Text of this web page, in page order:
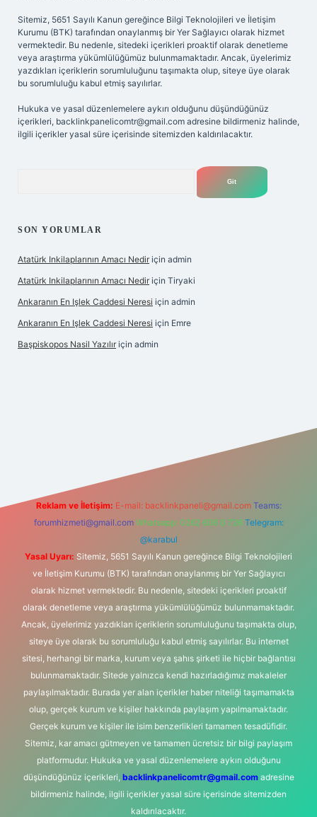
Sitemiz, 5651 Sayılı Kanun gereğince Bilgi Teknolojileri ve İletişim
Kurumu (BTK) tarafından onaylanmış bir Yer Sağlayıcı olarak hizmet
vermektedir. Bu nedenle, sitedeki içerikleri proaktif olarak denetleme
veya araştırma yükümlülüğümüz bulunmamaktadır. Ancak, üyelerimiz
yazdıkları içeriklerin sorumluluğunu taşımakta olup, siteye üye olarak
bu sorumluluğu kabul etmiş sayılırlar.
Hukuka ve yasal düzenlemelere aykırı olduğunu düşündüğünüz
içerikleri, backlinkpanelicomtr@gmail.com adresine bildirmeniz halinde,
ilgili içerikler yasal süre içerisinde sitemizden kaldırılacaktır.
SON YORUMLAR
Atatürk Inkilaplarının Amacı Nedir için admin
Atatürk Inkilaplarının Amacı Nedir için Tiryaki
Ankaranın En Işlek Caddesi Neresi için admin
Ankaranın En Işlek Caddesi Neresi için Emre
Başpiskopos Nasil Yazılır için admin
Reklam ve İletişim: E-mail: backlinkpaneli@gmail.com Teams:
forumhizmeti@gmail.com Whatsapp: 0262 606 0 726 Telegram:
@karabul
Yasal Uyarı: Sitemiz, 5651 Sayılı Kanun gereğince Bilgi Teknolojileri
ve İletişim Kurumu (BTK) tarafından onaylanmış bir Yer Sağlayıcı
olarak hizmet vermektedir. Bu nedenle, sitedeki içerikleri proaktif
olarak denetleme veya araştırma yükümlülüğümüz bulunmamaktadır.
Ancak, üyelerimiz yazdıkları içeriklerin sorumluluğunu taşımakta olup,
siteye üye olarak bu sorumluluğu kabul etmiş sayılırlar. Bu internet
sitesi, herhangi bir marka, kurum veya şahıs şirketi ile hiçbir bağlantısı
bulunmamaktadır. Sitede yalnızca kendi hazırladığımız makaleler
paylaşılmaktadır. Burada yer alan içerikler haber niteliği taşımamakta
olup, gerçek kurum ve kişiler hakkında paylaşım yapılmamaktadır.
Gerçek kurum ve kişiler ile isim benzerlikleri tamamen tesadüfidir.
Sitemiz, kar amacı gütmeyen ve tamamen ücretsiz bir bilgi paylaşım
platformudur. Hukuka ve yasal düzenlemelere aykırı olduğunu
düşündüğünüz içerikleri, backlinkpanelicomtr@gmail.comadresine
bildirmeniz halinde, ilgili içerikler yasal süre içerisinde sitemizden
kaldırılacaktır.